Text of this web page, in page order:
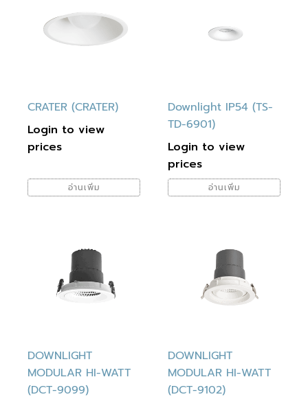
CRATER (CRATER)
Login to view
prices
อ่านเพิ่ม
Downlight IP54 (TS-
TD-6901)
Login to view
prices
อ่านเพิ่ม
DOWNLIGHT
MODULAR HI-WATT
(DCT-9099)
DOWNLIGHT
MODULAR HI-WATT
(DCT-9102)